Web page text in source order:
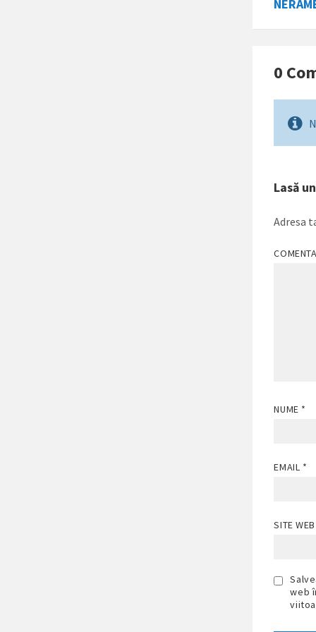
0
Lasă
Adresa
NUME *
EMAIL *
SITE WEB
web